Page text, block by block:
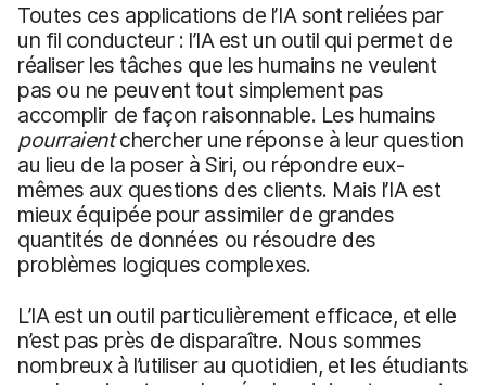
Toutes ces applications de l’IA sont reliées par
un fil conducteur : l’IA est un outil qui permet de
réaliser les tâches que les humains ne veulent
pas ou ne peuvent tout simplement pas
accomplir de façon raisonnable. Les humains
pourraientchercher une réponse à leur question
au lieu de la poser à Siri, ou répondre eux-
mêmes aux questions des clients. Mais l’IA est
mieux équipée pour assimiler de grandes
quantités de données ou résoudre des
problèmes logiques complexes.
L’IA est un outil particulièrement efficace, et elle
n’est pas près de disparaître. Nous sommes
nombreux à l’utiliser au quotidien, et les étudiants